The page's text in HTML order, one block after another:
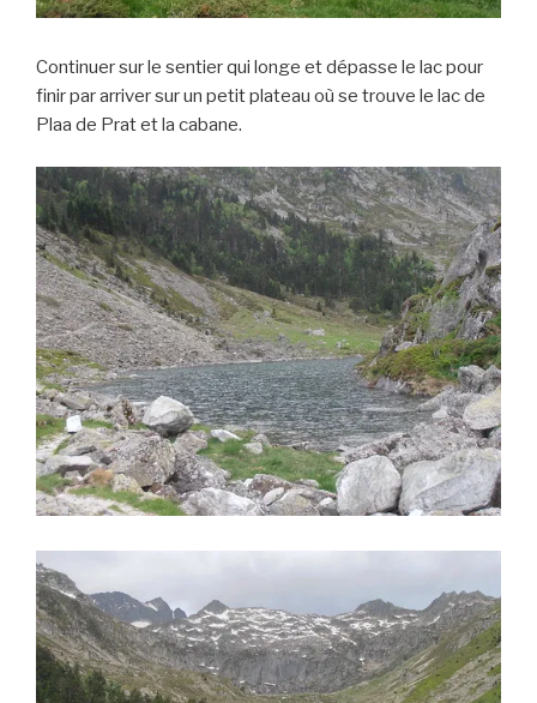
Continuer sur le sentier qui longe et dépasse le lac pour
finir par arriver sur un petit plateau où se trouve le lac de
Plaa de Prat et la cabane.